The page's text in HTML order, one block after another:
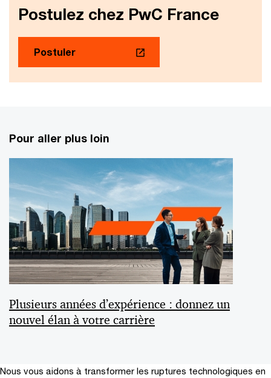
Postulez chez PwC France
Postuler
Pour aller plus loin
Plusieurs années d’expérience : donnez un
nouvel élan à votre carrière
Nous vous aidons à transformer les ruptures technologiques en